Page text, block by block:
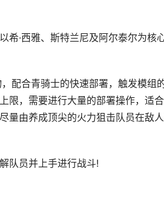
·西雅、斯特兰尼及阿尔泰尔为核
配合青骑士的快速部署，触发模组
限，需要进行大量的部署操作，适
量由养成顶尖的火力狙击队员在敌
队员并上手进行战斗!